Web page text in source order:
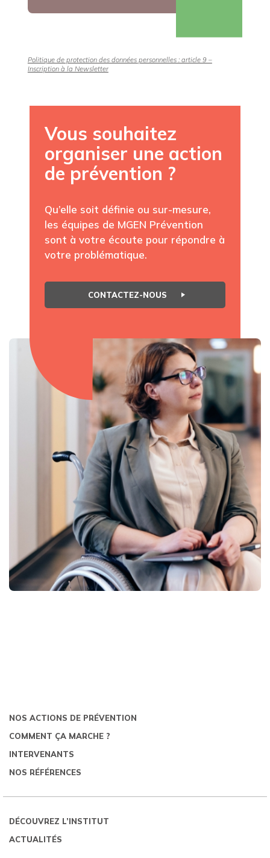
Politique de protection des données personnelles : article 9 –
Inscription à la Newsletter
Vous souhaitez
organiser une action
de prévention ?
Qu’elle soit définie ou sur-mesure,
les équipes de MGEN Prévention
sont à votre écoute pour répondre à
votre problématique.
CONTACTEZ-NOUS
NOS ACTIONS DE PRÉVENTION
COMMENT ÇA MARCHE ?
INTERVENANTS
NOS RÉFÉRENCES
DÉCOUVREZ L’INSTITUT
ACTUALITÉS